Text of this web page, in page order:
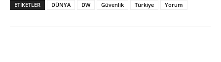
ETİKETLER DÜNYA DW Güvenlik Türkiye Yorum